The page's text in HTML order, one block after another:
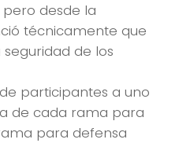
desde la
técnicamente que
de los
participantes a uno
de cada rama para
para defensa